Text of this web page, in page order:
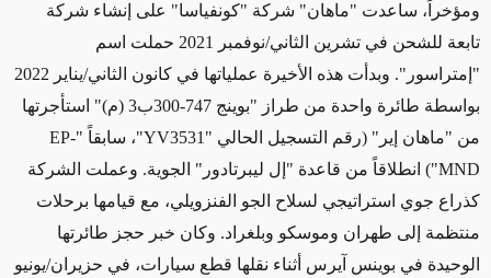
ومؤخراً، ساعدت "ماهان" شركة "كونفياسا" على إنشاء شركة
تابعة للشحن في تشرين الثاني/نوفمبر 2021 حملت اسم
"إمتراسور". وبدأت هذه الأخيرة عملياتها في كانون الثاني/يناير 2022
بواسطة طائرة واحدة من طراز "بوينج 747-300ب3 (م)" استأجرتها
من "ماهان إير" (رقم التسجيل الحالي " YV3531"، سابقاً "EP-
MND
") انطلاقاً من قاعدة "إل ليبرتادور" الجوية. وعملت الشركة
كذراع جوي استراتيجي لسلاح الجو الفنزويلي، مع قيامها برحلات
منتظمة إلى طهران وموسكو وبلغراد. وكان خبر حجز طائرتها
الوحيدة في بوينس آيرس أثناء نقلها قطع سيارات، في حزيران/يونيو